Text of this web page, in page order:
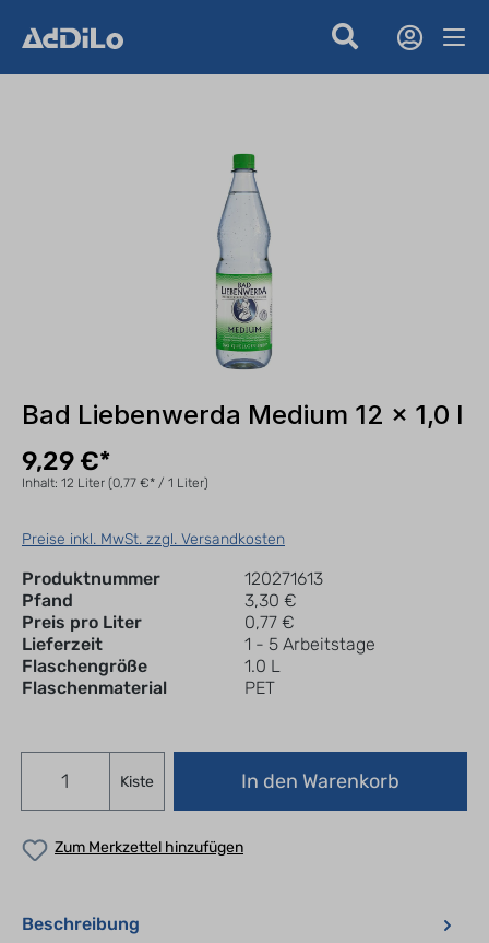
Bad Liebenwerda Medium 12 x 1,0 l
9,29 €*
Inhalt: 12 Liter (0,77 €* / 1 Liter)
Preise inkl. MwSt. zzgl. Versandkosten
Produktnummer
120271613
Pfand
3,30 €
Preis pro Liter
0,77 €
Lieferzeit
1 - 5 Arbeitstage
Flaschengröße
1.0 L
Flaschenmaterial
PET
Kiste In den Warenkorb
Zum Merkzettel hinzufügen
Beschreibung